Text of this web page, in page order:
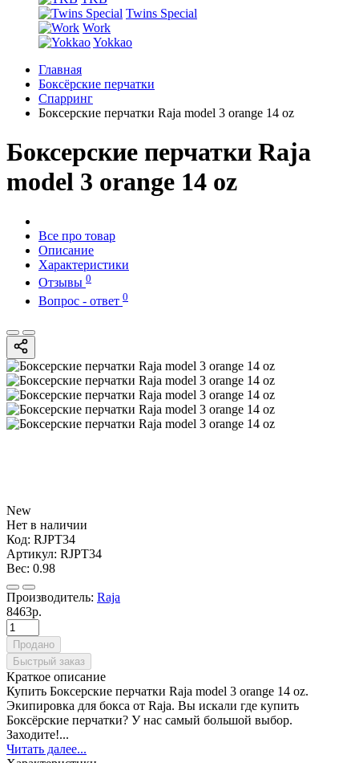
Twins Special
Work
Yokkao
Главная
Боксёрские перчатки
Спарринг
Боксерские перчатки Raja model 3 orange 14 oz
Боксерские перчатки Raja
model 3 orange 14 oz
Все про товар
Описание
Характеристики
Отзывы 0
Вопрос - ответ 0
New
Нет в наличии
Код: RJPT34
Артикул: RJPT34
Вес: 0.98
Производитель: Raja
8463р.
Продано
Быстрый заказ
Краткое описание
Купить Боксерские перчатки Raja model 3 orange 14 oz.
Экипировка для бокса от Raja. Вы искали где купить
Боксёрские перчатки? У нас самый большой выбор.
Заходите!...
Читать далее...